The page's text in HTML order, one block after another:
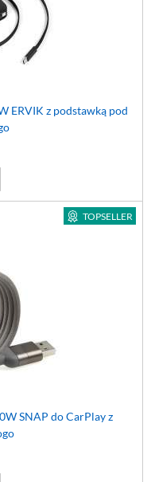
ERVIK z podstawką pod
TOPSELLER
SNAP do CarPlay z